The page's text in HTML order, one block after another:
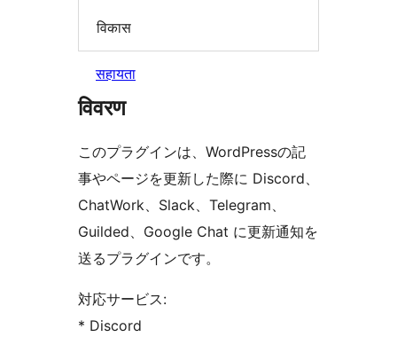
विकास
सहायता
विवरण
このプラグインは、WordPressの記
事やページを更新した際に Discord、
ChatWork、Slack、Telegram、
Guilded、Google Chat に更新通知を
送るプラグインです。
対応サービス:
* Discord